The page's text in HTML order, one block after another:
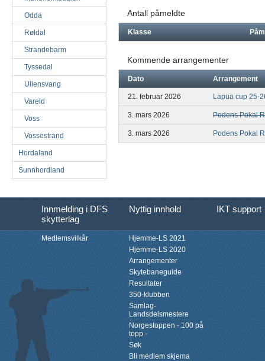
Odda
Røldal
Strandebarm
Tyssedal
Ullensvang
Vareld
Voss
Vossestrand
Hordaland
Sunnhordland
Antall påmeldte
Klasse
Kommende arrangementer
Dato Arrangement
21. februar 2026 Lapua cup 25-
3. mars 2026 Podens Pokal
3. mars 2026 Podens Pokal
Innmelding i DFS
skytterlag
Nyttig innhold IKT support
Medlemsvilkår
Hjemme-LS 2021
Hjemme-LS 2020
Arrangementer
Skytebaneguide
Resultater
350-klubben
Samlag-
Landsdelsmestere
Norgestoppen - 100 på
topp -
Søk
Bli medlem skjema